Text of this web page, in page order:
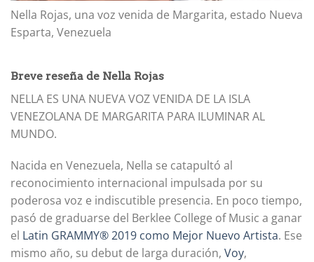
Nella Rojas, una voz venida de Margarita, estado Nueva
Esparta, Venezuela
Breve reseña de Nella Rojas
NELLA ES UNA NUEVA VOZ VENIDA DE LA ISLA
VENEZOLANA DE MARGARITA PARA ILUMINAR AL
MUNDO.
Nacida en Venezuela, Nella se catapultó al
reconocimiento internacional impulsada por su
poderosa voz e indiscutible presencia. En poco tiempo,
pasó de graduarse del Berklee College of Music a ganar
el Latin GRAMMY® 2019 como Mejor Nuevo Artista. Ese
mismo año, su debut de larga duración, Voy,